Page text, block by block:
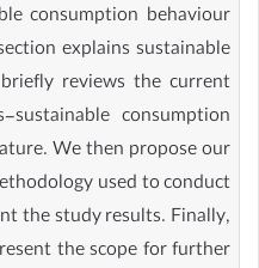
consumption behaviour
explains sustainable
reviews the current
consumption
We then propose our
used to conduct
the study results. Finally,
the scope for further